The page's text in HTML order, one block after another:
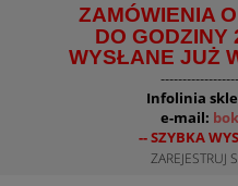
ZAMÓWIENIA
DO GODZINY
WYSŁANE JUŻ
Infolinia
e-mail:
-- SZYBKA
ZAREJESTRUJ